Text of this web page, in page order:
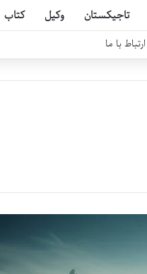
تاجیکستان وکیل کتاب
ارتباط با ما